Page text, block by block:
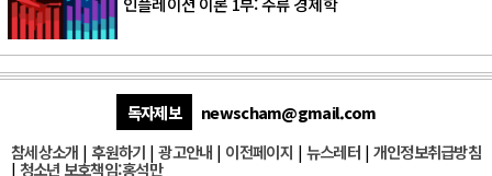
독자제보
newscham@gmail.com
참세상소개 | 후원하기 |광고안내 | 이전페이지 | 뉴스레터| 개인정보취급방침
| 청소년 보호책임:홍석만